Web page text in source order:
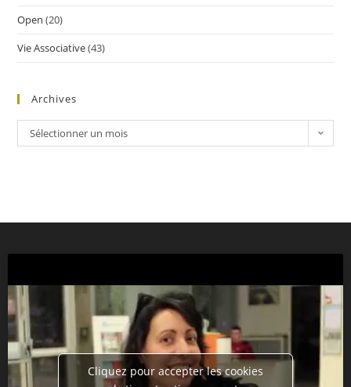
Open (20)
Vie Associative(43)
Archives
Sélectionner un mois
Cliquez pour accepter les cookies